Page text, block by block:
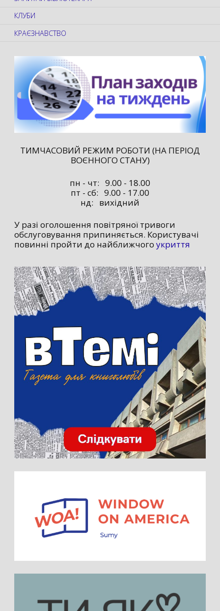
КЛУБИ
КРАЄЗНАВСТВО
ТИМЧАСОВИЙ РЕЖИМ РОБОТИ (НА ПЕРІОД
ВОЄННОГО СТАНУ)
пн - чт: 9.00 - 18.00
пт - сб: 9.00 - 17.00
нд: вихідний
У разі оголошення повітряної тривоги
обслуговування припиняється. Користувачі
повинні пройти до найближчого укриття